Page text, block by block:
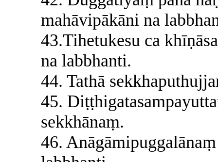
mahāvipākāni na
43.Tihetukesu ca
na labbhanti.
44. Tathā
45.
sekkhānaṃ.
46.